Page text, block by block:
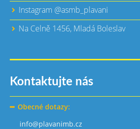
Instagram @asmb_plavani
Na Celně 1456, Mladá Boleslav
Kontaktujte nás
Obecné dotazy:
info@plavanimb.cz